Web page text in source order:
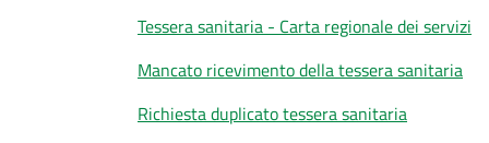
Tessera sanitaria - Carta regionale dei servizi
Mancato ricevimento della tessera sanitaria
Richiesta duplicato tessera sanitaria